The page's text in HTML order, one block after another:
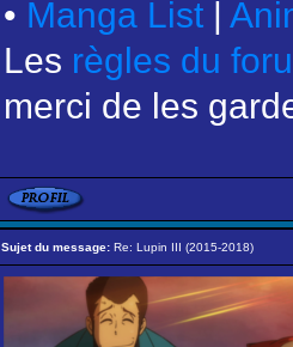
• Manga List |
Les règles du
merci de les
Sujet du message: Re: Lupin III (2015-2018)